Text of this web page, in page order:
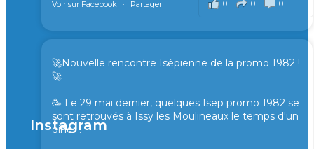
0 0 0
Voir sur Facebook · Partager
🚀Nouvelle rencontre Isépienne de la promo 1982 !
🚀
🥳 Le 29 mai dernier, quelques Isep promo 1982 se
sont retrouvés à Issy les Moulineaux le temps d'un
diner !
Instagram